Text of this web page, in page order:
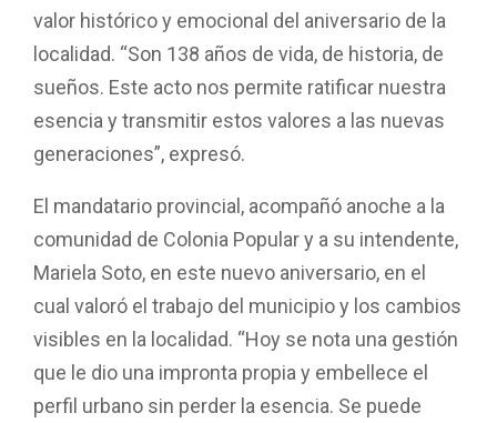
valor histórico y emocional del aniversario de la
localidad. “Son 138 años de vida, de historia, de
sueños. Este acto nos permite ratificar nuestra
esencia y transmitir estos valores a las nuevas
generaciones”, expresó.
El mandatario provincial, acompañó anoche a la
comunidad de Colonia Popular y a su intendente,
Mariela Soto, en este nuevo aniversario, en el
cual valoró el trabajo del municipio y los cambios
visibles en la localidad. “Hoy se nota una gestión
que le dio una impronta propia y embellece el
perfil urbano sin perder la esencia. Se puede